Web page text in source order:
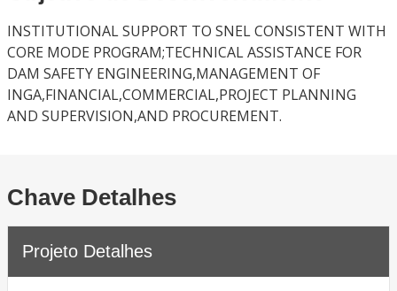
INSTITUTIONAL SUPPORT TO SNEL CONSISTENT WITH
CORE MODE PROGRAM;TECHNICAL ASSISTANCE FOR
DAM SAFETY ENGINEERING,MANAGEMENT OF
INGA,FINANCIAL,COMMERCIAL,PROJECT PLANNING
AND SUPERVISION,AND PROCUREMENT.
Chave Detalhes
Projeto Detalhes